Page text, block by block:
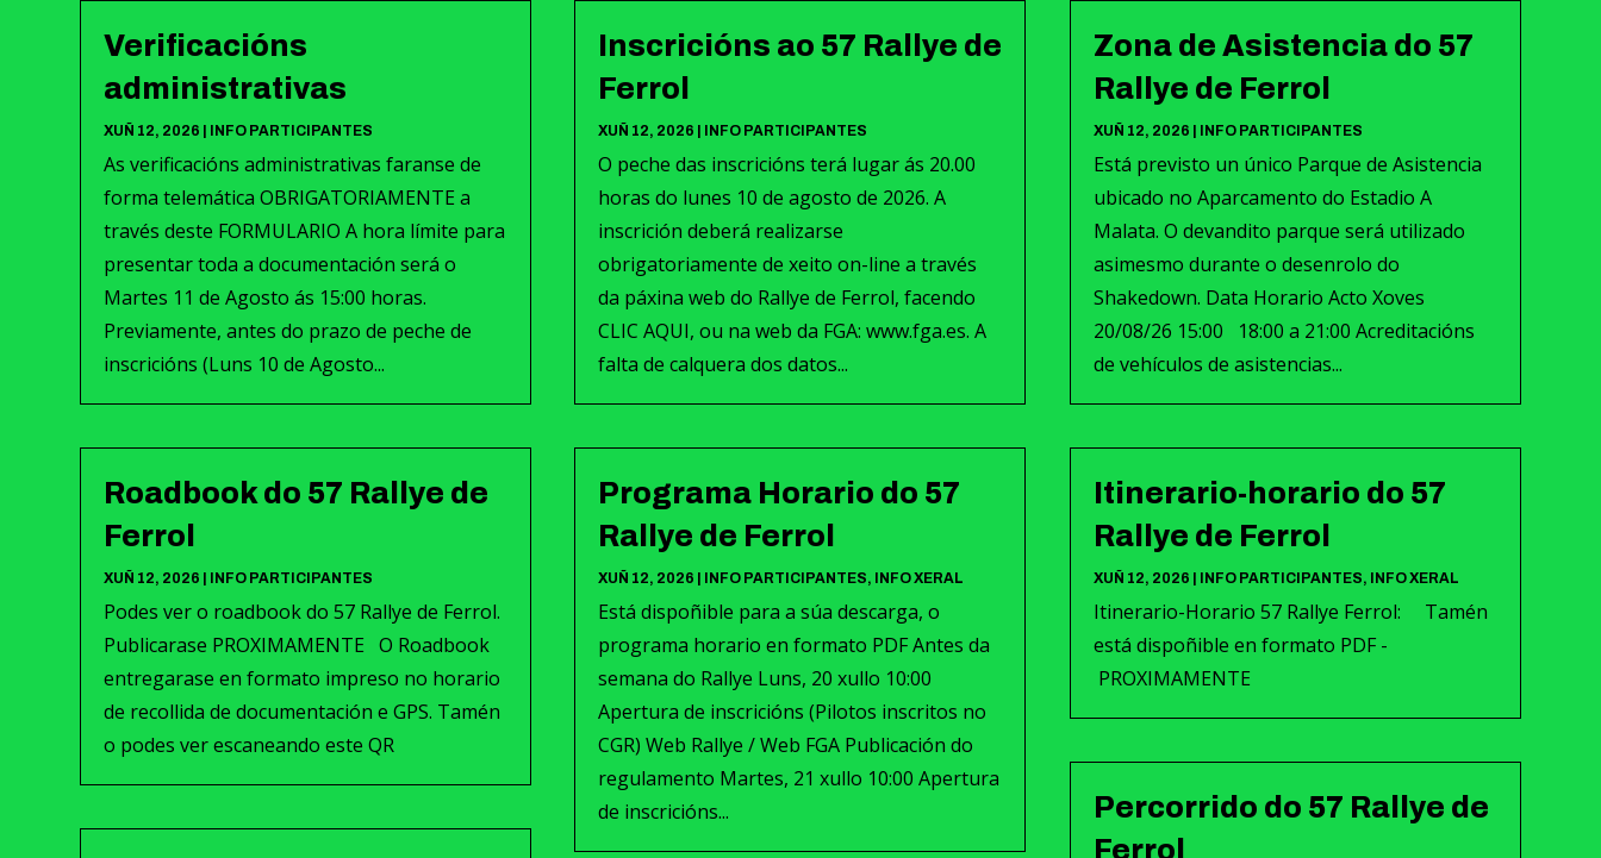
Verificacións
administrativas
XUÑ 12, 2026 | INFO PARTICIPANTES
As verificacións administrativas faranse de
forma telemática OBRIGATORIAMENTE a
través deste FORMULARIO A hora límite para
presentar toda a documentación será o
Martes 11 de Agosto ás 15:00 horas.
Previamente, antes do prazo de peche de
inscricións (Luns 10 de Agosto...
Roadbook do 57 Rallye de
Ferrol
XUÑ 12, 2026 INFO PARTICIPANTES
Podes ver o roadbook do 57 Rallye de Ferrol.
Publicarase PROXIMAMENTE O Roadbook
entregarase en formato impreso no horario
de recollida de documentación e GPS. Tamén
o podes ver escaneando este QR
Inscricións ao 57 Rallye de
Ferrol
XUÑ 12, 2026 | INFO PARTICIPANTES
O peche das inscricións terá lugar ás 20.00
horas do lunes 10 de agosto de 2026. A
inscrición deberá realizarse
obrigatoriamente de xeito on-line a través
da páxina web do Rallye de Ferrol, facendo
CLIC AQUI, ou na web da FGA: www.fga.es. A
falta de calquera dos datos...
Programa Horario do 57
Rallye de Ferrol
XUÑ 12, 2026 INFO PARTICIPANTES, INFO XERAL
Está dispoñible para a súa descarga, o
programa horario en formato PDF Antes da
semana do Rallye Luns, 20 xullo 10:00
Apertura de inscricións (Pilotos inscritos no
CGR) Web Rallye / Web FGA Publicación do
regulamento Martes, 21 xullo 10:00 Apertura
de inscricións...
Zona de Asistencia do 57
Rallye de Ferrol
XUÑ 12, 2026 | INFO PARTICIPANTES
Está previsto un único Parque de Asistencia
ubicado no Aparcamento do Estadio A
Malata. O devandito parque será utilizado
asimesmo durante o desenrolo do
Shakedown. Data Horario Acto Xoves
20/08/26 15:00 18:00 a 21:00 Acreditacións
de vehículos de asistencias...
Itinerario-horario do 57
Rallye de Ferrol
XUÑ 12, 2026 INFO PARTICIPANTES, INFO XERAL
Itinerario-Horario 57 Rallye Ferrol: Tamén
está dispoñible en formato PDF -
PROXIMAMENTE
Percorrido do 57 Rallye de
Ferrol